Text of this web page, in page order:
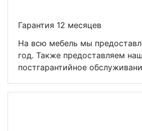
Гарантия 12 месяцев
На всю мебель мы
год. Также предоставляем
постгарантийное